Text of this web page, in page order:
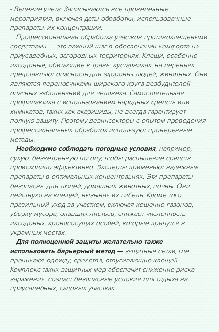
- Ведение учета: Записываются все проведенные
мероприятия, включая даты обработки, использованные
препараты, их концентрации.
Профессиональная обработка участков противоклещевыми
средствами — это важный шаг в обеспечении комфорта на
приусадебных, загородных территориях. Клещи, особенно
иксодовые, обитающие в траве, кустарниках, на деревьях,
представляют опасность для здоровья людей, животных. Они
являются переносчиками широкого круга возбудителей
опасных заболеваний для человека. Самостоятельная
профилактика с использованием народных средств или
химикатов, таких как акарициды, не всегда гарантирует
полную защиту. Поэтому дезинсекторы с опытом проведения
профессиональных обработок используют проверенные
методы.
Необходимо соблюдать погодные условия, например,
сухую, безветренную погоду, чтобы распыление средств
происходило эффективно. Эксперты применяют надежные
препараты в оптимальных концентрациях. Эти препараты
безопасны для людей, домашних животных, почвы. Они
действуют на клещей, вызывая их гибель. Кроме того,
правильный уход за участком, включая кошение газонов,
уборку мусора, опавших листьев, снижает численность
иксодовых, кровососущих особей, которые прячутся в
укромных местах.
Для полноценной защиты желательно также
использовать барьерный метод —защитные сетки, где
проникают, одежду, средства, отпугивающие клещей.
Комплекс таких защитных мер обеспечит снижение риска
заражения, создаст безопасные условия для отдыха на
приусадебных, садовых участках.